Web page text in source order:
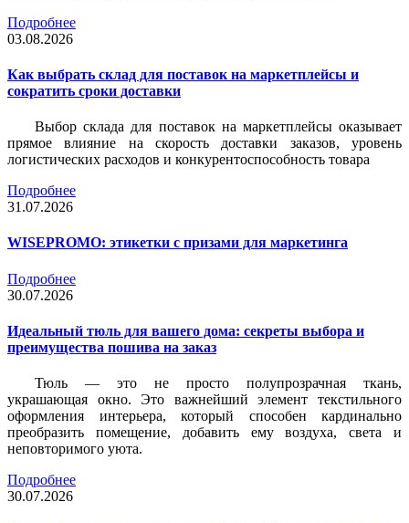
Подробнее
03.08.2026
Как выбрать склад для поставок на маркетплейсы и
сократить сроки доставки
Выбор склада для поставок на маркетплейсы оказывает
прямое влияние на скорость доставки заказов, уровень
логистических расходов и конкурентоспособность товара
Подробнее
31.07.2026
WISEPROMO: этикетки с призами для маркетинга
Подробнее
30.07.2026
Идеальный тюль для вашего дома: секреты выбора и
преимущества пошива на заказ
Тюль — это не просто полупрозрачная ткань,
украшающая окно. Это важнейший элемент текстильного
оформления интерьера, который способен кардинально
преобразить помещение, добавить ему воздуха, света и
неповторимого уюта.
Подробнее
30.07.2026